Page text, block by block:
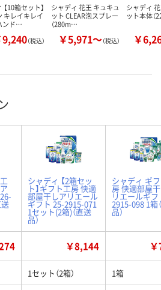
10箱セット】
キレイキレイ
ンド…
9,240（税込）
シャディ 花王 キュキュ
ット CLEAR泡スプレー
（280m…
￥5,971～（税込）
シャディ
ット本体（
￥
シャディ 【2箱セッ
ト】ギフト工房 快適
部屋干しアリエール
ギフト 25-2915-071
1セット(2箱)（直送
品）
シャディ ギ
房 快適部屋
リエールギフ
2915-098 1箱
品）
￥8,144
1セット（2箱） 1箱